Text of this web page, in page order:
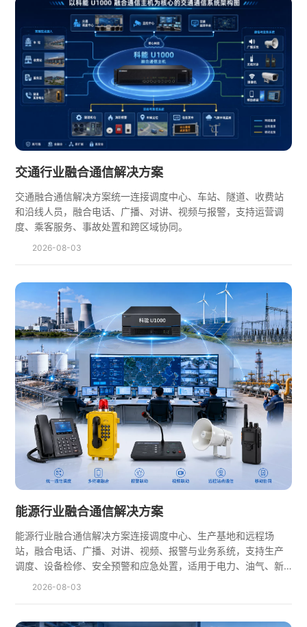
交通行业融合通信解决方案
交通融合通信解决方案统一连接调度中心、车站、隧道、收费站
和沿线人员，融合电话、广播、对讲、视频与报警，支持运营调
度、乘客服务、事故处置和跨区域协同。
2026-08-03
能源行业融合通信解决方案
能源行业融合通信解决方案连接调度中心、生产基地和远程场
站，融合电话、广播、对讲、视频、报警与业务系统，支持生产
调度、设备检修、安全预警和应急处置，适用于电力、油气、新
2026-08-03